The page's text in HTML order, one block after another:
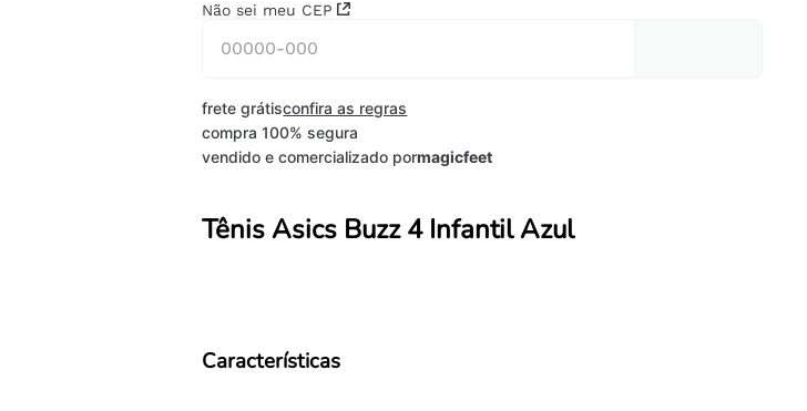
Não sei meu CEP
frete grátisconfira as regras
compra 100% segura
vendido e comercializado pormagicfeet
Tênis Asics Buzz 4 Infantil Azul
Características